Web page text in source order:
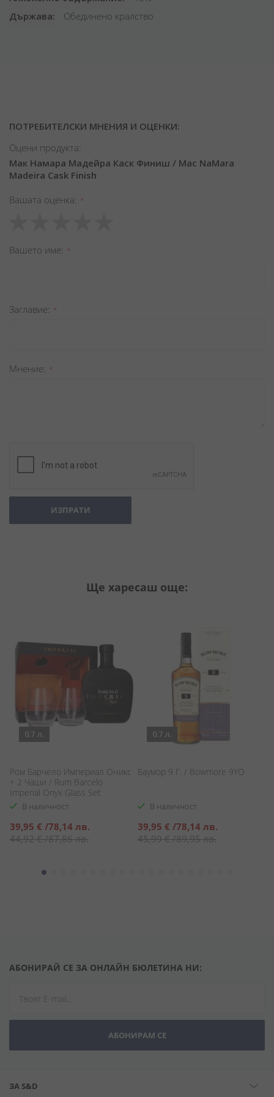
Държава
Обединено кралство
ПОТРЕБИТЕЛСКИ МНЕНИЯ И ОЦЕНКИ:
Оцени продукта:
Мак Намара Мадейра Каск Финиш / Mac NaMara
Madeira Cask Finish
Вашата оценка
star
stars
stars
stars
stars
Вашето име
Заглавиe
Мнение
ИЗПРАТИ
Ще харесаш още:
0.7 л.
Ром Барчело Империал Оникс
+ 2 Чаши / Rum Barcelo
Imperial Onyx Glass Set
В наличност
Специална
цена
39,95 € /78,14 лв.
44,92 €/87,86 лв.
0.7 л.
Баумор 9 Г. / Bowmore 9YO
В наличност
Специална
цена
39,95 € /78,14 лв.
45,99 €/89,95 лв.
АБОНИРАЙ СЕ ЗА ОНЛАЙН БЮЛЕТИНА НИ:
АБОНИРАМ СЕ
ЗА S&D